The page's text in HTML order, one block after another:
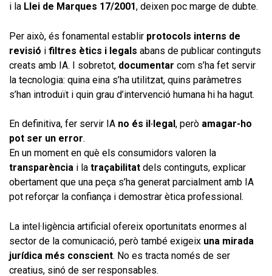
i la Llei de Marques 17/2001, deixen poc marge de dubte.
Per això, és fonamental establir protocols interns de
revisió i filtres ètics i legals abans de publicar continguts
creats amb IA. I sobretot, documentar com s’ha fet servir
la tecnologia: quina eina s’ha utilitzat, quins paràmetres
s’han introduït i quin grau d’intervenció humana hi ha hagut.
En definitiva, fer servir IA no és il·legal , però amagar-ho
pot ser un error.
En un moment en què els consumidors valoren la
transparència i la traçabilitat dels continguts, explicar
obertament que una peça s’ha generat parcialment amb IA
pot reforçar la confiança i demostrar ètica professional.
La intel·ligència artificial ofereix oportunitats enormes al
sector de la comunicació, però també exigeix una mirada
jurídica més conscient. No es tracta només de ser
creatius, sinó de ser responsables.